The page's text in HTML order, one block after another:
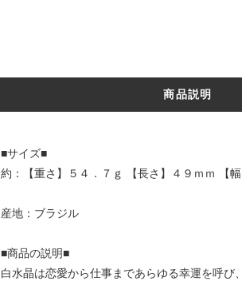
商品説明
■サイズ■
約：【重さ】５４．７ｇ 【長さ】４９ｍｍ 【
産地：ブラジル
■商品の説明■
白水晶は恋愛から仕事まであらゆる幸運を呼び